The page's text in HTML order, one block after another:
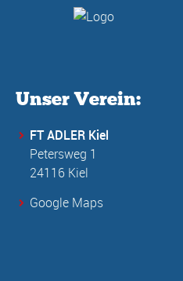
Unser Verein:
FT ADLER Kiel
Petersweg 1
24116 Kiel
Google Maps